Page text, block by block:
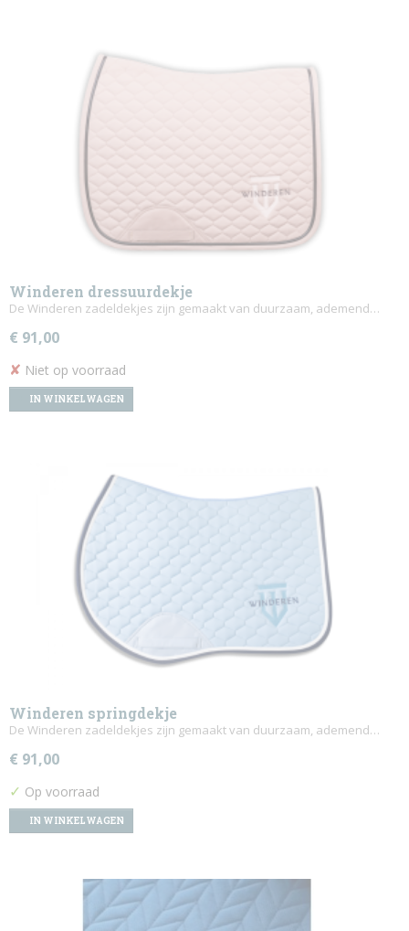
Winderen dressuurdekje
De Winderen zadeldekjes zijn gemaakt van duurzaam, ademend…
€ 91,00
✘ Niet op voorraad
IN WINKELWAGEN
Winderen springdekje
De Winderen zadeldekjes zijn gemaakt van duurzaam, ademend…
€ 91,00
✓ Op voorraad
IN WINKELWAGEN